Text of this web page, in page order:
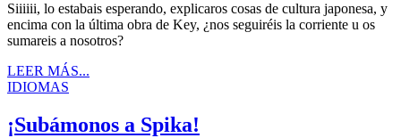
Siiiiii, lo estabais esperando, explicaros cosas de cultura japonesa, y
encima con la última obra de Key, ¿nos seguiréis la corriente u os
sumareis a nosotros?
LEER MÁS...
IDIOMAS
¡Subámonos a Spika!